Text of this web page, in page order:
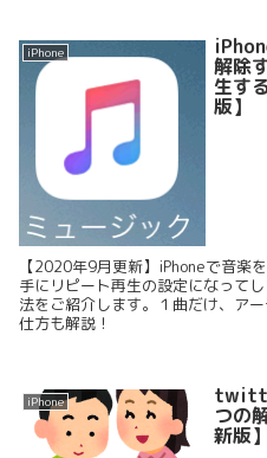
iPhone
解除
生す
版】
【2020年9月更新】iPhoneで音楽
手にリピート再生の設定になって
法をご紹介します。１曲だけ、ア
仕方も解説！
iPhone
つの
新版】